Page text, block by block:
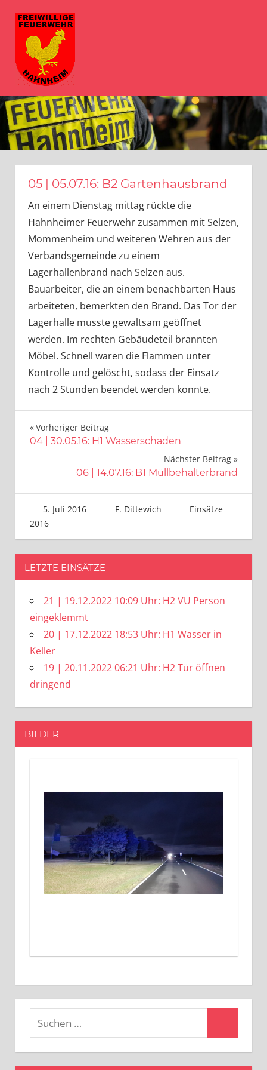
Inhalt
springen
Willkommen
bei
der
Freiwilligen
Hahnheim
05 | 05.07.16: B2 Gartenhausbrand
An einem Dienstag mittag rückte die
Hahnheimer Feuerwehr zusammen mit Selzen,
Mommenheim und weiteren Wehren aus der
Verbandsgemeinde zu einem
Lagerhallenbrand nach Selzen aus.
Bauarbeiter, die an einem benachbarten Haus
arbeiteten, bemerkten den Brand. Das Tor der
Lagerhalle musste gewaltsam geöffnet
werden. Im rechten Gebäudeteil brannten
Möbel. Schnell waren die Flammen unter
Kontrolle und gelöscht, sodass der Einsatz
nach 2 Stunden beendet werden konnte.
Beitragsnavigation
Vorheriger Beitrag
04 | 30.05.16: H1 Wasserschaden
Nächster Beitrag
06 | 14.07.16: B1 Müllbehälterbrand
5. Juli 2016 F. Dittewich
Einsätze
2016
LETZTE EINSÄTZE
21 | 19.12.2022 10:09 Uhr: H2 VU Person
eingeklemmt
20 | 17.12.2022 18:53 Uhr: H1 Wasser in
Keller
19 | 20.11.2022 06:21 Uhr: H2 Tür öffnen
dringend
BILDER
Suchen